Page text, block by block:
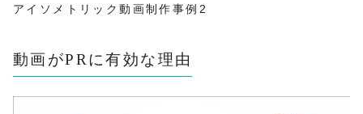
アイソメトリック動画制作事例2
動画がPRに有効な理由